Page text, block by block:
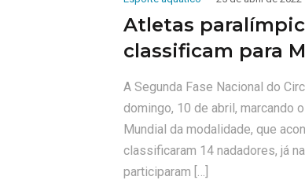
Atletas
classificam para
A Segunda Fase Nacional do
domingo, 10 de abril, marcando
Mundial da modalidade, que
classificaram 14 nadadores, já
participaram […]